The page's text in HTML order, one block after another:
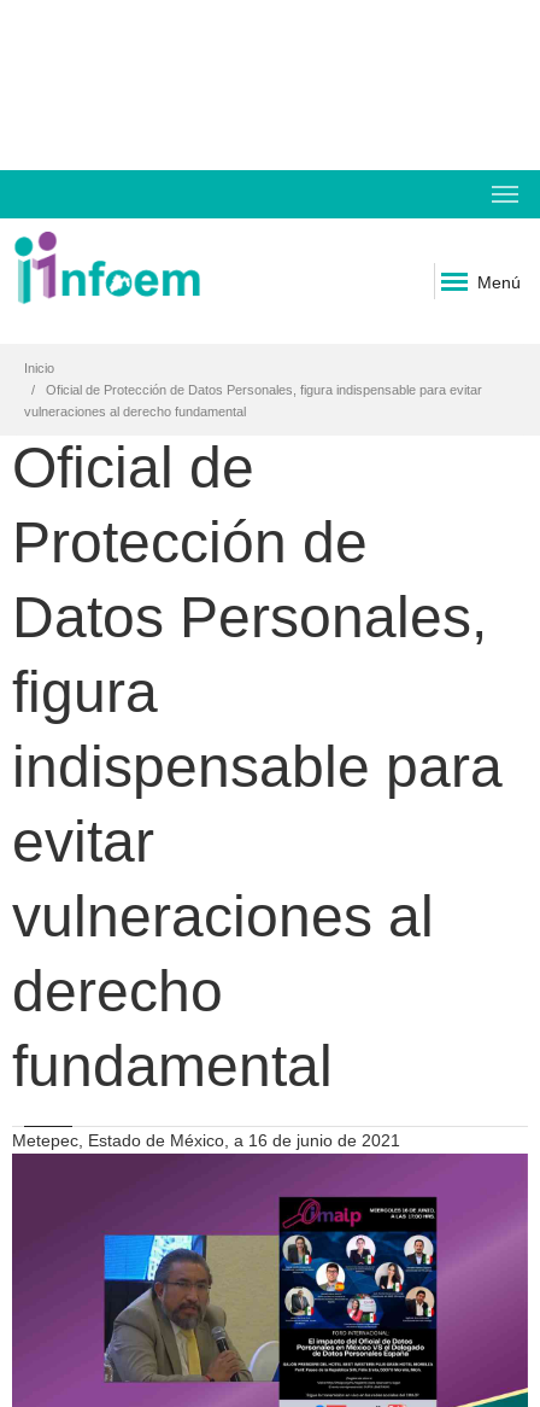
Menú
Inicio
Oficial de Protección de Datos Personales, figura indispensable para evitar
vulneraciones al derecho fundamental
Oficial de
Protección de
Datos Personales,
figura
indispensable para
evitar
vulneraciones al
derecho
fundamental
Metepec, Estado de México, a 16 de junio de 2021